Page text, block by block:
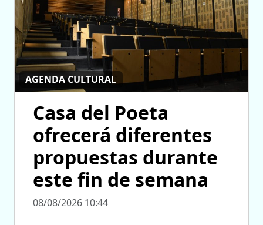
AGENDA CULTURAL
Casa del Poeta
ofrecerá diferentes
propuestas durante
este fin de semana
08/08/2026 10:44